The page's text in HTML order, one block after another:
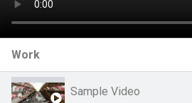
Work
Sample Video